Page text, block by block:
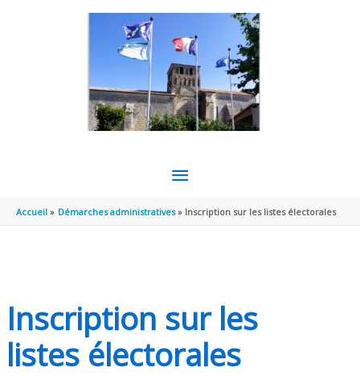
MENU
PRINCIPAL
Accueil Démarches administratives Inscription sur les listes électorales
Inscription sur les
listes électorales